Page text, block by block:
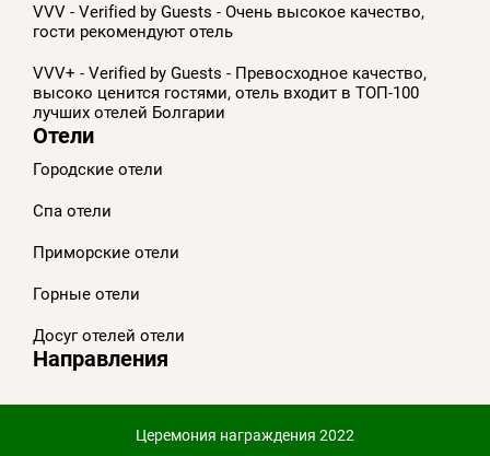
VVV - Verified by Guests - Очень высокое качество,
гости рекомендуют отель
VVV+ - Verified by Guests - Превосходное качество,
высоко ценится гостями, отель входит в ТОП-100
лучших отелей Болгарии
Отели
Городские отели
Спа отели
Приморскиe отели
Горные отели
Досуг отелей отели
Направления
Церемония награждения 2022